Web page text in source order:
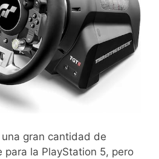
gran cantidad de
para la PlayStation 5, pero